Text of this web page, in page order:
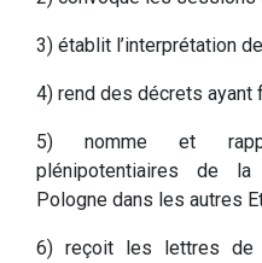
3) établit l’interprétation
4) rend des décrets ayant
5) nomme et
plénipotentiaires de
Pologne dans les autres
6) reçoit les lettres de